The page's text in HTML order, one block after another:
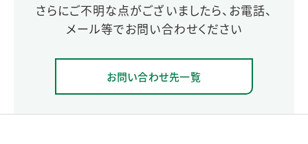
さらにご不明な点がございましたら、お電話、
メール等でお問い合わせください
お問い合わせ先一覧